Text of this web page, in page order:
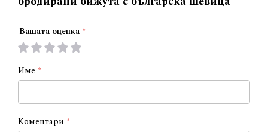
Вашата оценка
1
2
3
4
Име
Коментари